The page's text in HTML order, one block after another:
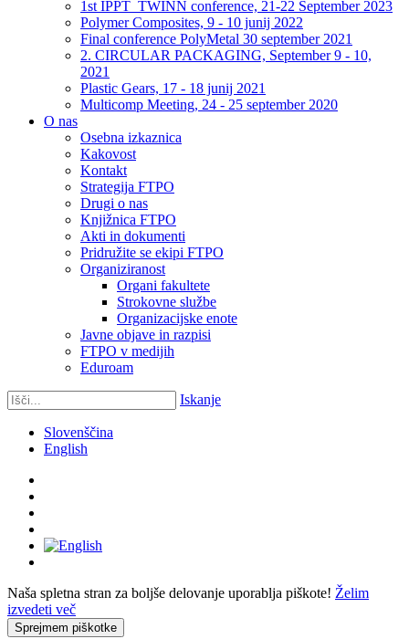
1st IPPT_TWINN conference, 21-22 September 2023
Polymer Composites, 9 - 10 junij 2022
Final conference PolyMetal 30 september 2021
2. CIRCULAR PACKAGING, September 9 - 10,
2021
Plastic Gears, 17 - 18 junij 2021
Multicomp Meeting, 24 - 25 september 2020
O nas
Osebna izkaznica
Kakovost
Kontakt
Strategija FTPO
Drugi o nas
Knjižnica FTPO
Akti in dokumenti
Pridružite se ekipi FTPO
Organiziranost
Organi fakultete
Strokovne službe
Organizacijske enote
Javne objave in razpisi
FTPO v medijih
Eduroam
Iskanje
Slovenščina
English
Naša spletna stran za boljše delovanje uporablja piškote! Želim
izvedeti več
Sprejmem piškotke